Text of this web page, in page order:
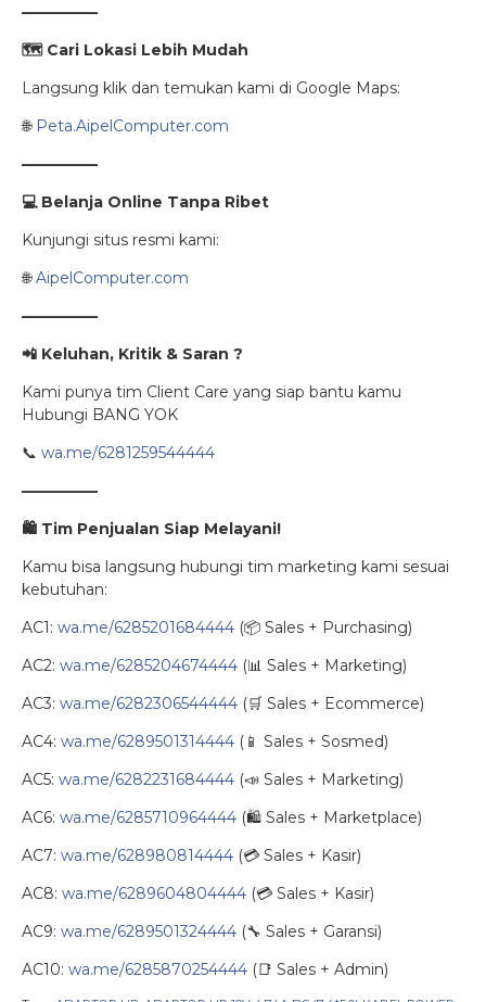
—————
🗺️Cari Lokasi Lebih Mudah
Langsung klik dan temukan kami di Google Maps:
🌐 Peta.AipelComputer.com
—————
💻Belanja Online Tanpa Ribet
Kunjungi situs resmi kami:
🌐AipelComputer.com
—————
📲 Keluhan, Kritik & Saran ?
Kami punya tim Client Care yang siap bantu kamu
Hubungi BANG YOK
📞 wa.me/6281259544444
—————
🛍️ Tim Penjualan Siap Melayani!
Kamu bisa langsung hubungi tim marketing kami sesuai
kebutuhan:
AC1: wa.me/6285201684444 (📦 Sales + Purchasing)
AC2: wa.me/6285204674444 (📊 Sales + Marketing)
AC3: wa.me/6282306544444 (🛒 Sales + Ecommerce)
AC4: wa.me/6289501314444 (📱 Sales + Sosmed)
AC5: wa.me/6282231684444 (📣 Sales + Marketing)
AC6: wa.me/6285710964444 (🛍️ Sales + Marketplace)
AC7: wa.me/628980814444 (💳 Sales + Kasir)
AC8: wa.me/6289604804444 (💳 Sales + Kasir)
AC9: wa.me/6289501324444 (🔧 Sales + Garansi)
AC10: wa.me/6285870254444 (📑 Sales + Admin)